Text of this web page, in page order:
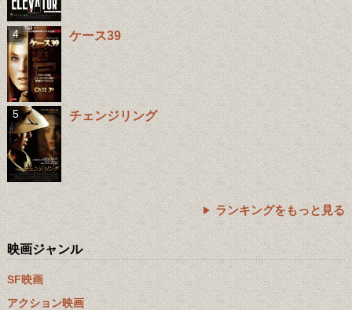
ケース39
チェンジリング
ランキングをもっと見る
映画ジャンル
SF映画
アクション映画